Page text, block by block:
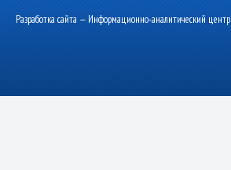
Разработка сайта — Информационно-аналитический центр